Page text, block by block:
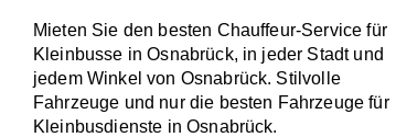
Mieten Sie den besten Chauffeur-Service für
Kleinbusse in Osnabrück, in jeder Stadt und
jedem Winkel von Osnabrück. Stilvolle
Fahrzeuge und nur die besten Fahrzeuge für
Kleinbusdienste in Osnabrück.